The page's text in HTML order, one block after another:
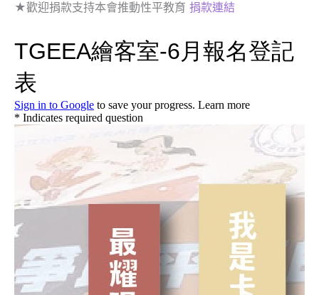
★歡迎捐款支持本會推動性平教育 捐款連結